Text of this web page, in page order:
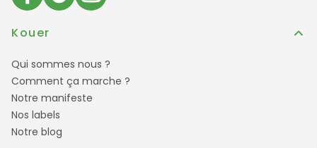
Kouer
Qui sommes nous ?
Comment ça marche ?
Notre manifeste
Nos labels
Notre blog